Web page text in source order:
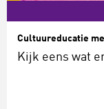
Cultuureducatie
Kijk eens wat